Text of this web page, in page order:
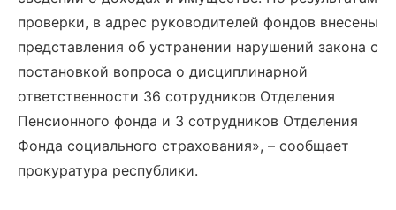
проверки, в адрес руководителей фондов внесены
представления об устранении нарушений закона с
постановкой вопроса о дисциплинарной
ответственности 36 сотрудников Отделения
Пенсионного фонда и 3 сотрудников Отделения
Фонда социального страхования», – сообщает
прокуратура республики.